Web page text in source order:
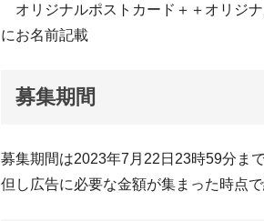
オリジナルポストカード＋＋オリジ
にお名前記載
募集期間
募集期間は2023年7月22日23時59分ま
但し広告に必要な金額が集まった時点